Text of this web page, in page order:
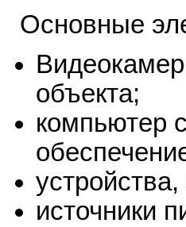
Основные
объекта;
компьютер
источники